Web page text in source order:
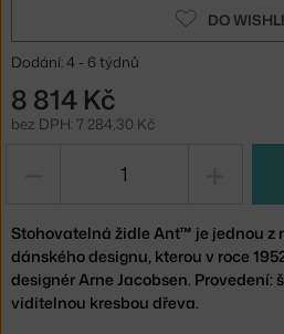
DO
Dodání: 4 - 6 týdnů
8 814 Kč
bez DPH: 7 284,30 Kč
Stohovatelná židle Ant™ je jednou z
dánského designu, kterou v roce
designér Arne Jacobsen. Provedení:
viditelnou kresbou dřeva.